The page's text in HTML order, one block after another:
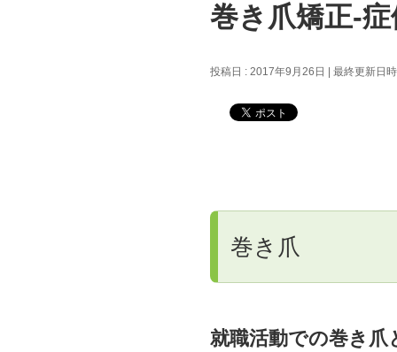
巻き爪矯正-
投稿日 : 2017年9月26日 最終更新日
巻き爪
就職活動での巻き爪